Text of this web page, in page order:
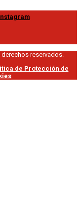
reservados.
de Protección de